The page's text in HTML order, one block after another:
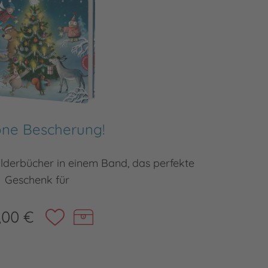
Bescherung!
in einem Band, das perfekte
Geschenk für
€